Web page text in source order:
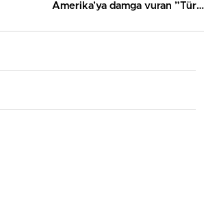
Amerika’ya damga vuran ”Türk